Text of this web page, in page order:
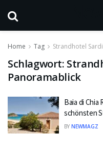
Home Tag Strandhotel
Schlagwort:
Panoramablick
Baia di Chia
schönsten
BY NEWMAGZ